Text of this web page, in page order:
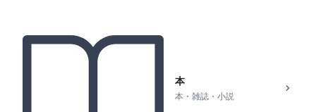
本
本・雑誌・小説